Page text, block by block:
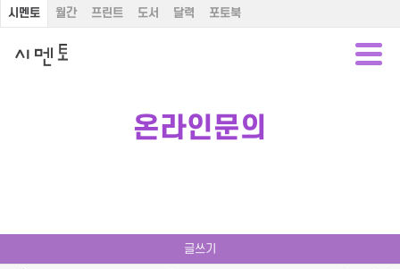
시멘토 월간 프린트 도서 달력 포토북
온라인문의
글쓰기